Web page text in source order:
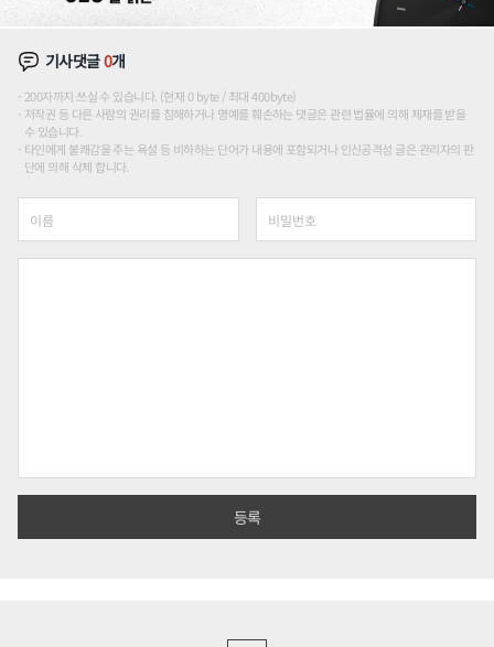
기사댓글0개
200자까지 쓰실 수 있습니다. (현재 0 byte / 최대 400byte)
저작권 등 다른 사람의 권리를 침해하거나 명예를 훼손하는 댓글은 관련 법률에 의해 제재를 받을
수 있습니다.
타인에게 불쾌감을 주는 욕설 등 비하하는 단어가 내용에 포함되거나 인신공격성 글은 관리자의 판
단에 의해 삭제 합니다.